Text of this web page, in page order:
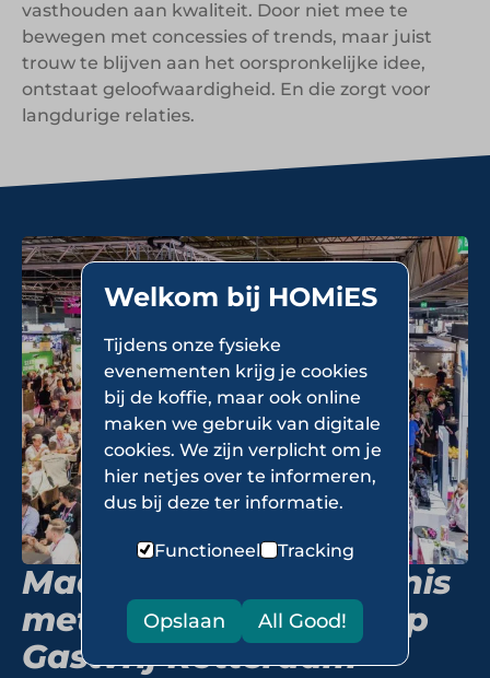
vasthouden aan kwaliteit. Door niet mee te
bewegen met concessies of trends, maar juist
trouw te blijven aan het oorspronkelijke idee,
ontstaat geloofwaardigheid. En die zorgt voor
langdurige relaties.
Maak persoonlijk kennis
met Dem Good Chai op
Gastvrij Rotterdam
Welkom bij HOMiES
Tijdens onze fysieke
evenementen krijg je cookies
bij de koffie, maar ook online
maken we gebruik van digitale
cookies. We zijn verplicht om je
hier netjes over te informeren,
dus bij deze ter informatie.
Functioneel Tracking
Opslaan All Good!